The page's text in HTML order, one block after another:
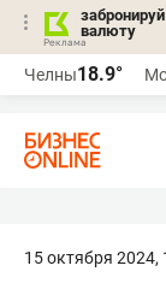
забронируй
валюту
Челны18.9°
15 октября 2024,